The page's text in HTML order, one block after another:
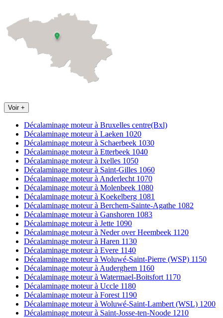
Voir +
Décalaminage moteur à Bruxelles centre(Bxl)
Décalaminage moteur à Laeken 1020
Décalaminage moteur à Schaerbeek 1030
Décalaminage moteur à Etterbeek 1040
Décalaminage moteur à Ixelles 1050
Décalaminage moteur à Saint-Gilles 1060
Décalaminage moteur à Anderlecht 1070
Décalaminage moteur à Molenbeek 1080
Décalaminage moteur à Koekelberg 1081
Décalaminage moteur à Berchem-Sainte-Agathe 1082
Décalaminage moteur à Ganshoren 1083
Décalaminage moteur à Jette 1090
Décalaminage moteur à Neder over Heembeek 1120
Décalaminage moteur à Haren 1130
Décalaminage moteur à Evere 1140
Décalaminage moteur à Woluwé-Saint-Pierre (WSP) 1150
Décalaminage moteur à Auderghem 1160
Décalaminage moteur à Watermael-Boitsfort 1170
Décalaminage moteur à Uccle 1180
Décalaminage moteur à Forest 1190
Décalaminage moteur à Woluwé-Saint-Lambert (WSL) 1200
Décalaminage moteur à Saint-Josse-ten-Noode 1210